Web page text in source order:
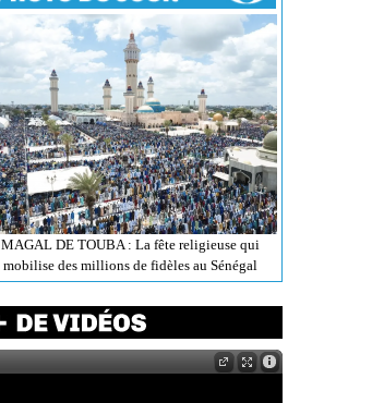
MAGAL DE TOUBA : La fête religieuse qui
mobilise des millions de fidèles au Sénégal